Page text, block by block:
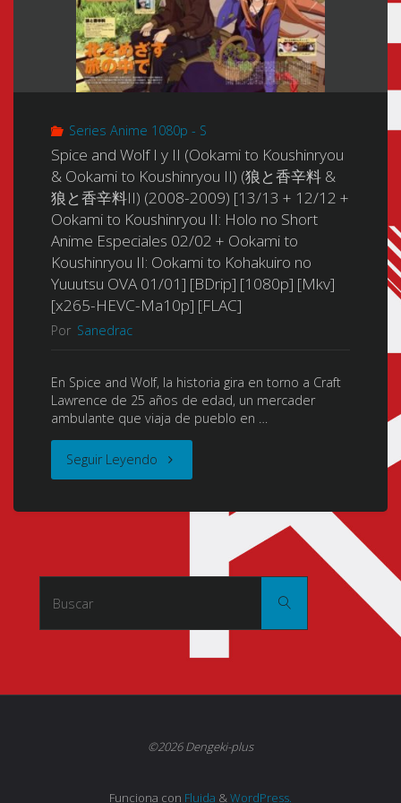
Series Anime 1080p - S
Spice and Wolf I y II (Ookami to Koushinryou
& Ookami to Koushinryou II) (狼と香辛料 &
狼と香辛料II) (2008-2009) [13/13 + 12/12 +
Ookami to Koushinryou II: Holo no Short
Anime Especiales 02/02 + Ookami to
Koushinryou II: Ookami to Kohakuiro no
Yuuutsu OVA 01/01] [BDrip] [1080p] [Mkv]
[x265-HEVC-Ma10p] [FLAC]
Por Sanedrac
En Spice and Wolf, la historia gira en torno a Craft
Lawrence de 25 años de edad, un mercader
ambulante que viaja de pueblo en …
Seguir Leyendo "Spice
I
Buscar:
Buscar
©2026 Dengeki-plus
Funciona con Fluida &WordPress.